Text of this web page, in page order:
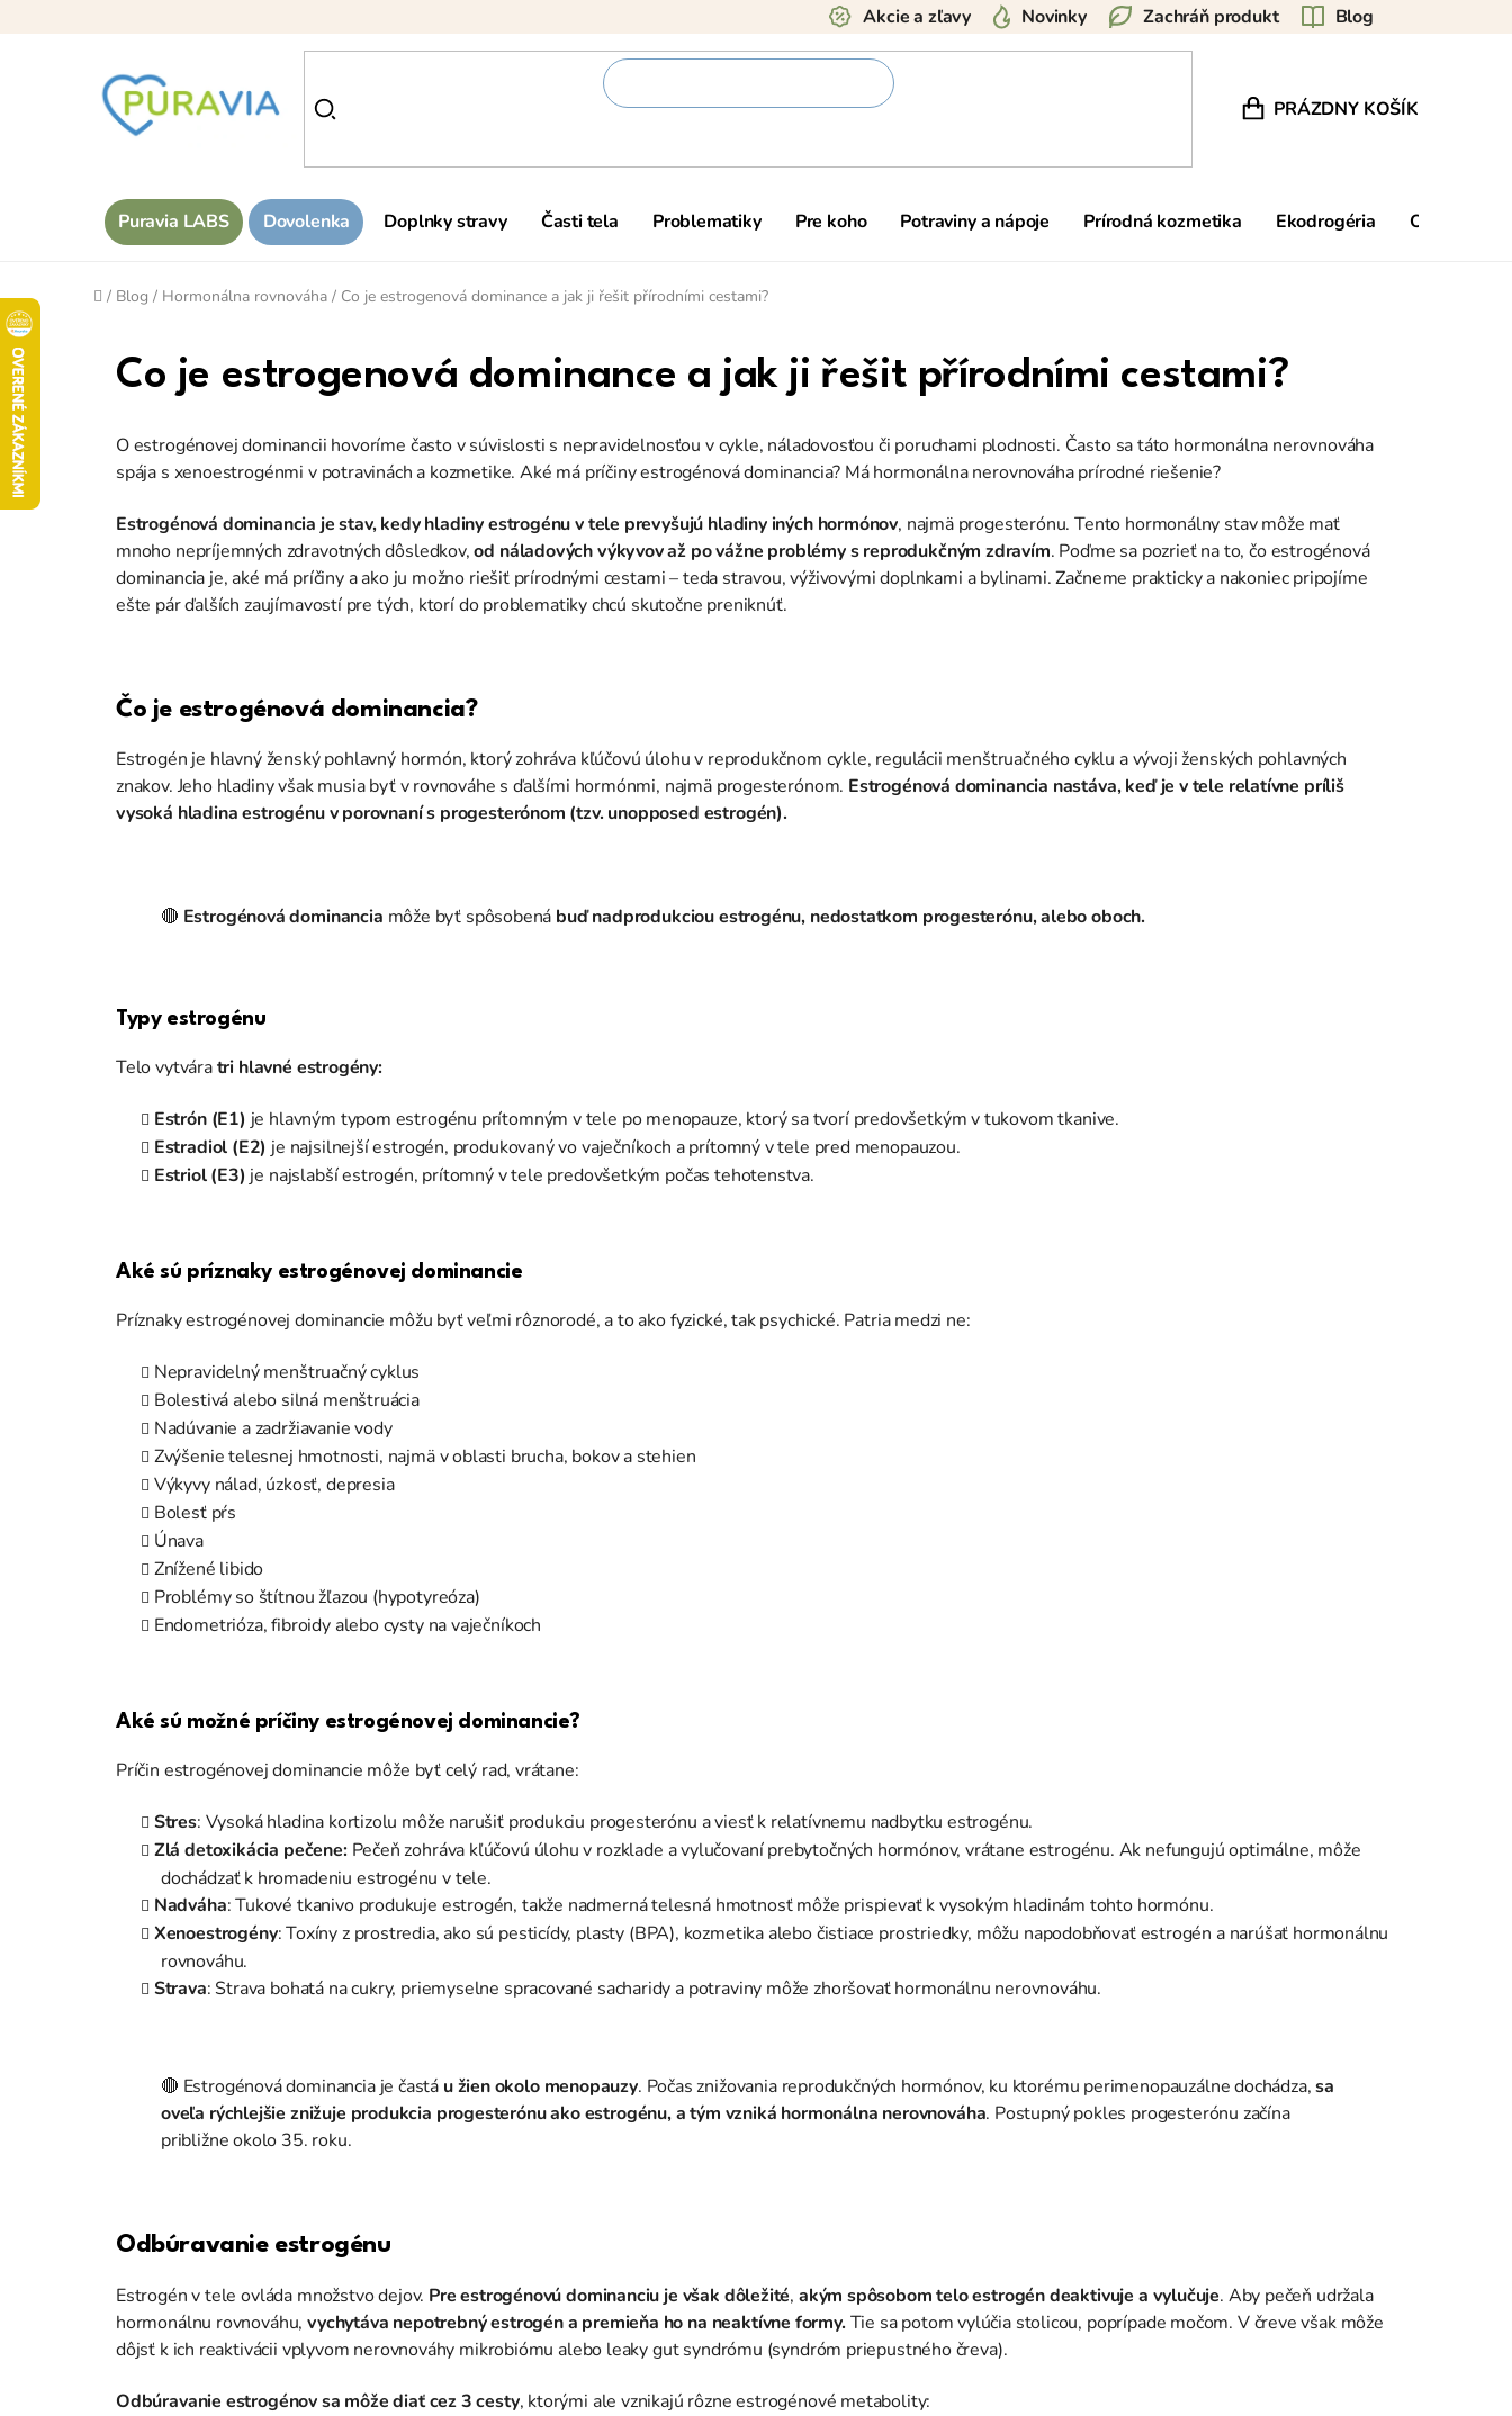
Blog
Zachráň produkt
Novinky
Akcie a zľavy
NÁKUPNÝ KOŠÍK
PRÁZDNY KOŠÍK
Puravia LABS Dovolenka Doplnky stravy Časti tela Problematiky Pre koho Potraviny a nápoje Prírodná kozmetika Ekodrogéria Ostatné
Domov
/ Blog / Hormonálna rovnováha / Co je estrogenová dominance a jak ji řešit přírodními cestami?
Co je estrogenová dominance a jak ji řešit přírodními cestami?
O estrogénovej dominancii hovoríme často v súvislosti s nepravidelnosťou v cykle, náladovosťou či poruchami plodnosti. Často sa táto hormonálna nerovnováha
spája s xenoestrogénmi v potravinách a kozmetike. Aké má príčiny estrogénová dominancia? Má hormonálna nerovnováha prírodné riešenie?
Estrogénová dominancia je stav, kedy hladiny estrogénu v tele prevyšujú hladiny iných hormónov, najmä progesterónu. Tento hormonálny stav môže mať
mnoho nepríjemných zdravotných dôsledkov,od náladových výkyvov až po vážne problémy s reprodukčným zdravím. Poďme sa pozrieť na to, čo estrogénová
dominancia je, aké má príčiny a ako ju možno riešiť prírodnými cestami – teda stravou, výživovými doplnkami a bylinami. Začneme prakticky a nakoniec pripojíme
ešte pár ďalších zaujímavostí pre tých, ktorí do problematiky chcú skutočne preniknúť.
Čo je estrogénová dominancia?
Estrogén je hlavný ženský pohlavný hormón, ktorý zohráva kľúčovú úlohu v reprodukčnom cykle, regulácii menštruačného cyklu a vývoji ženských pohlavných
znakov. Jeho hladiny však musia byť v rovnováhe s ďalšími hormónmi, najmä progesterónom. Estrogénová dominancia nastáva, keď je v tele relatívne príliš
vysoká hladina estrogénu v porovnaní s progesterónom (tzv. unopposed estrogén).
🔴 Estrogénová dominancia môže byť spôsobená buď nadprodukciou estrogénu, nedostatkom progesterónu, alebo oboch.
Typy estrogénu
Telo vytváratri hlavné estrogény:
Estrón (E1) je hlavným typom estrogénu prítomným v tele po menopauze, ktorý sa tvorí predovšetkým v tukovom tkanive.
Estradiol (E2) je najsilnejší estrogén, produkovaný vo vaječníkoch a prítomný v tele pred menopauzou.
Estriol (E3) je najslabší estrogén, prítomný v tele predovšetkým počas tehotenstva.
Aké sú príznaky estrogénovej dominancie
Príznaky estrogénovej dominancie môžu byť veľmi rôznorodé, a to ako fyzické, tak psychické. Patria medzi ne:
Nepravidelný menštruačný cyklus
Bolestivá alebo silná menštruácia
Nadúvanie a zadržiavanie vody
Zvýšenie telesnej hmotnosti, najmä v oblasti brucha, bokov a stehien
Výkyvy nálad, úzkosť, depresia
Bolesť pŕs
Únava
Znížené libido
Problémy so štítnou žľazou (hypotyreóza)
Endometrióza, fibroidy alebo cysty na vaječníkoch
Aké sú možné príčiny estrogénovej dominancie?
Príčin estrogénovej dominancie môže byť celý rad, vrátane:
Stres: Vysoká hladina kortizolu môže narušiť produkciu progesterónu a viesť k relatívnemu nadbytku estrogénu.
Zlá detoxikácia pečene:Pečeň zohráva kľúčovú úlohu v rozklade a vylučovaní prebytočných hormónov, vrátane estrogénu. Ak nefungujú optimálne, môže
dochádzať k hromadeniu estrogénu v tele.
Nadváha: Tukové tkanivo produkuje estrogén, takže nadmerná telesná hmotnosť môže prispievať k vysokým hladinám tohto hormónu.
Xenoestrogény: Toxíny z prostredia, ako sú pesticídy, plasty (BPA), kozmetika alebo čistiace prostriedky, môžu napodobňovať estrogén a narúšať hormonálnu
rovnováhu.
Strava: Strava bohatá na cukry, priemyselne spracované sacharidy a potraviny môže zhoršovať hormonálnu nerovnováhu.
🔴 Estrogénová dominancia je častá u žien okolo menopauzy. Počas znižovania reprodukčných hormónov, ku ktorému perimenopauzálne dochádza,sa
oveľa rýchlejšie znižuje produkcia progesterónu ako estrogénu, a tým vzniká hormonálna nerovnováha. Postupný pokles progesterónu začína
približne okolo 35. roku.
Odbúravanie estrogénu
Estrogén v tele ovláda množstvo dejov. Pre estrogénovú dominanciu je však dôležité, akým spôsobom telo estrogén deaktivuje a vylučuje. Aby pečeň udržala
hormonálnu rovnováhu,vychytáva nepotrebný estrogén a premieňa ho na neaktívne formy. Tie sa potom vylúčia stolicou, poprípade močom. V čreve však môže
dôjsť k ich reaktivácii vplyvom nerovnováhy mikrobiómu alebo leaky gut syndrómu (syndróm priepustného čreva).
Odbúravanie estrogénov sa môže diať cez 3 cesty, ktorými ale vznikajú rôzne estrogénové metabolity: